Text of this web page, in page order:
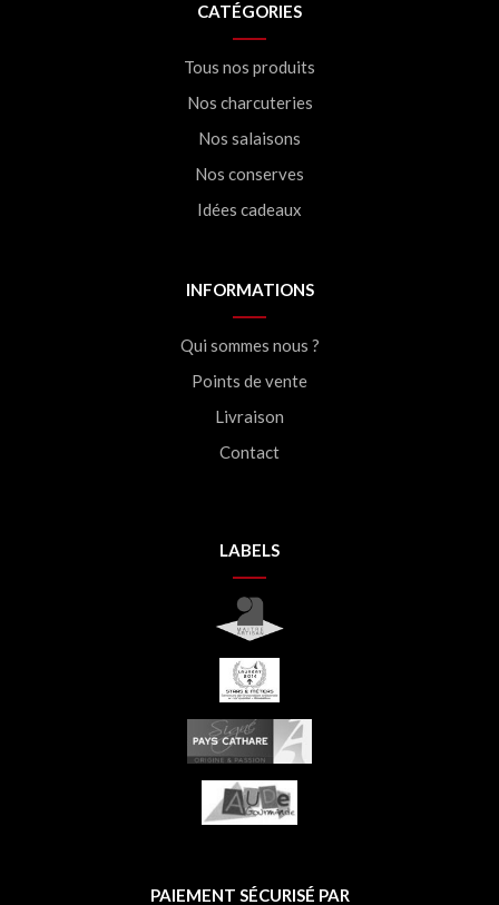
CATÉGORIES
Tous nos produits
Nos charcuteries
Nos salaisons
Nos conserves
Idées cadeaux
INFORMATIONS
Qui sommes nous ?
Points de vente
Livraison
Contact
LABELS
PAIEMENT SÉCURISÉ PAR